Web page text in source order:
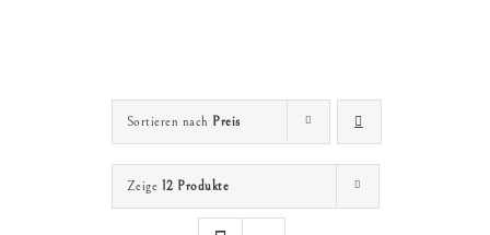
Sortieren nach Preis
Zeige 12 Produkte